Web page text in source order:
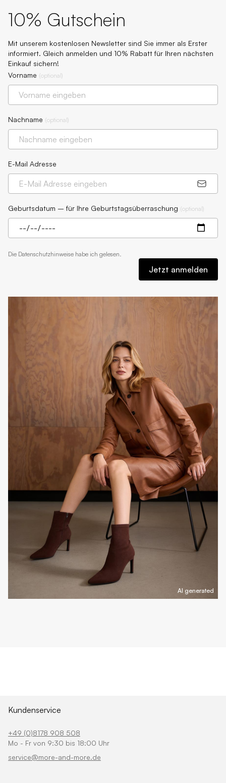
10% Gutschein
Mit unserem kostenlosen Newsletter sind Sie immer als Erster
informiert. Gleich anmelden und 10% Rabatt für Ihren nächsten
Einkauf sichern!
Vorname (optional)
Nachname (optional)
E-Mail Adresse
Geburtsdatum – für Ihre Geburtstagsüberraschung (optional)
Die Datenschutzhinweise habe ich gelesen.
Jetzt anmelden
AI generated
Kundenservice
+49 (0)8178 908 508
Mo - Fr von 9:30 bis 18:00 Uhr
service@more-and-more.de